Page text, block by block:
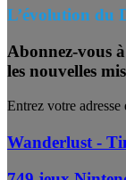
L’évolution du
Abonnez-vous
les nouvelles
Entrez votre adresse
Wanderlust -